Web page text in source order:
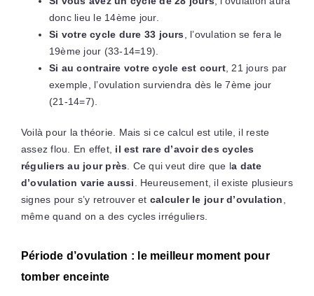
donc lieu le 14ème jour.
Si votre cycle dure 33 jours, l’ovulation se fera le
19ème jour (33-14=19).
Si au contraire votre cycle est court, 21 jours par
exemple, l’ovulation surviendra dès le 7ème jour
(21-14=7).
Voilà pour la théorie. Mais si ce calcul est utile, il reste
assez flou. En effet, il est rare d’avoir des cycles
réguliers au jour près. Ce qui veut dire que la date
d’ovulation varie aussi. Heureusement, il existe plusieurs
signes pour s’y retrouver et calculer le jour d’ovulation,
même quand on a des cycles irréguliers.
Période d’ovulation : le meilleur moment pour
tomber enceinte